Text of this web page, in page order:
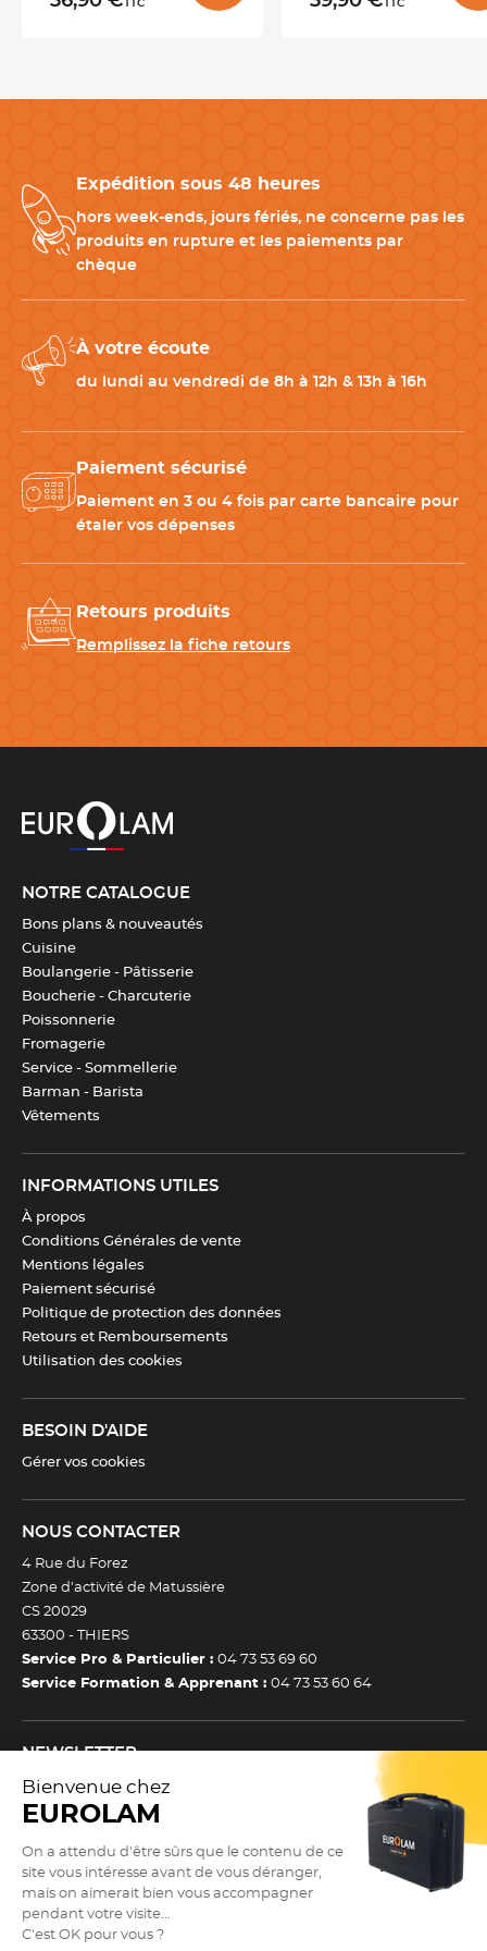
-Tapis décor faux bois
Pour donner un relief spectaculaire façon écorce / tronc, parfait
pour Noël.
-Plaque de cuisson
plein.
CARACTÉRISTIQUES TECHNIQUES
Dimensions
Température °C
Couleur(s)
Fabrication
Télécharger la fiche produit
TTC TTC
Expédition sous 48 heures
hors week-ends, jours fériés, ne concerne pas les
produits en rupture et les paiements par
chèque
À votre écoute
du lundi au vendredi de 8h à 12h & 13h à 16h
Paiement sécurisé
Paiement en 3 ou 4 fois par carte bancaire pour
étaler vos dépenses
Retours produits
Remplissez la fiche retours
NOTRE CATALOGUE
Bons plans & nouveautés
Cuisine
Boulangerie - Pâtisserie
Boucherie - Charcuterie
Poissonnerie
Fromagerie
Service - Sommellerie
Barman - Barista
Vêtements
INFORMATIONS UTILES
À propos
Conditions Générales de vente
Mentions légales
Paiement sécurisé
Politique de protection des données
Retours et Remboursements
Utilisation des cookies
BESOIN D'AIDE
Gérer vos cookies
NOUS CONTACTER
4 Rue du Forez
Zone d’activité de Matussière
CS 20029
63300 - THIERS
Service Pro & Particulier : 04 73 53 69 60
Service Formation & Apprenant : 04 73 53 60 64
NEWSLETTER
Inscrivez-vous à notre newsletter et recevez toutes nos
actualtiés et bons plans.
Je m’inscris à la newsletter
(Esc)
Newsletter
Adresse e-mail *